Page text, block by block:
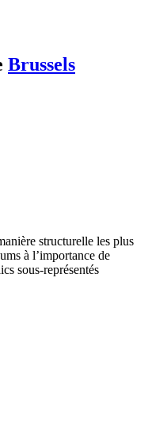
Brussels
structurelle les plus
à l’importance de
sous-représentés